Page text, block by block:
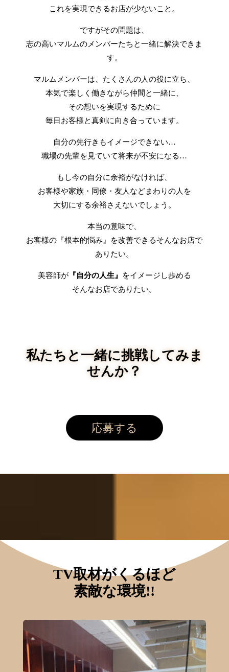
これを実現できるお店が少ないこと。
ですがその問題は、
志の高いマルムのメンバーたちと一緒に解決できま
す。
マルムメンバーは、たくさんの人の役に立ち、
本気で楽しく働きながら仲間と一緒に、
その想いを実現するために
毎日お客様と真剣に向き合っています。
自分の先行きもイメージできない…
職場の先輩を見ていて将来が不安になる…
もし今の自分に余裕がなければ、
お客様や家族・同僚・友人などまわりの人を
大切にする余裕さえないでしょう。
本当の意味で、
お客様の『根本的悩み』を改善できるそんなお店で
ありたい。
美容師が『自分の人生』
をイメージし歩める
そんなお店でありたい。
私たちと一緒に挑戦してみま
せんか？
応募する
TV取材がくるほど
素敵な環境!!